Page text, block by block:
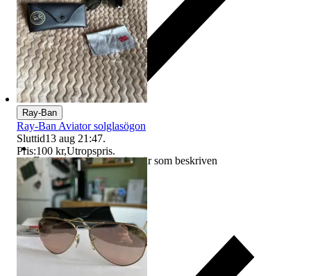
Ersättning om varan inte är som beskriven
Ray-Ban
Ray-Ban Aviator solglasögon
Sluttid13 aug 21:47.
Pris:100 kr,Utropspris.